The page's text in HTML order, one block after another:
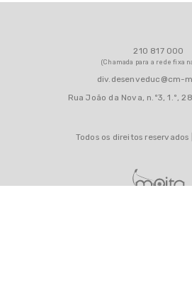
210 817 000
(Chamada para a rede fixa
div.desenveduc@cm-
Rua João da Nova, n.º3, 1.º,
Todos os direitos